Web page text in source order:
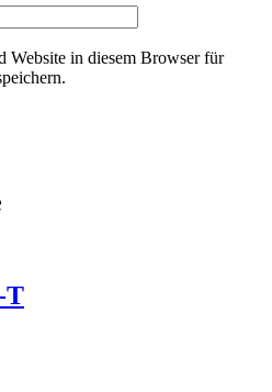
Website in diesem Browser für
T